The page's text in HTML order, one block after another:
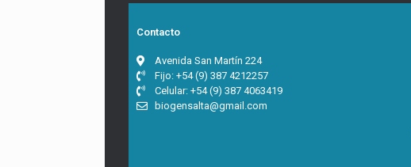
Contacto
Avenida San Martín 224
Fijo: +54 (9) 387 4212257
Celular: +54 (9) 387 4063419
biogensalta@gmail.com